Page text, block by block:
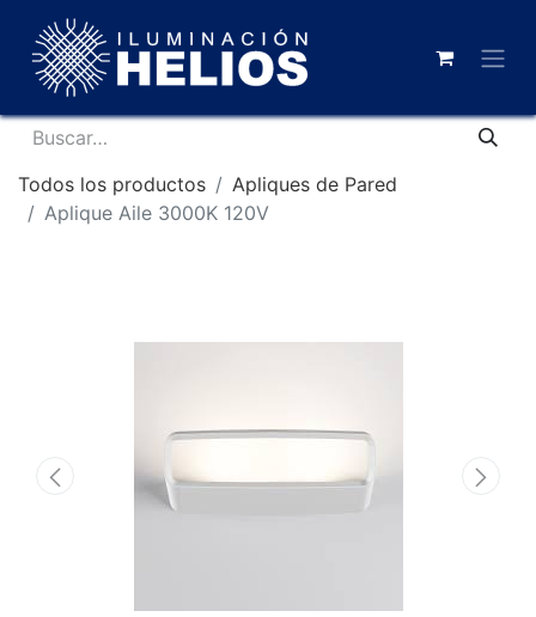
Todos los productos
Apliques de Pared
Aplique Aile 3000K 120V